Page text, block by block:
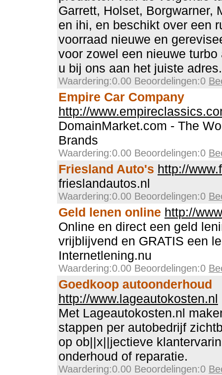
Garrett, Holset, Borgwarner,
en ihi, en beschikt over een
voorraad nieuwe en
voor zowel een nieuwe
u bij ons aan het juiste adres.
Waardering:0.00 Beoordelingen:0
Empire Car Company
http://
DomainMarket.com - The
Brands
Waardering:0.00 Beoordelingen:0
Friesland Auto's http://
frieslandautos.nl
Waardering:0.00 Beoordelingen:0
Geld lenen online http://
Online en direct een geld
vrijblijvend en GRATIS een
Internetlening.nu
Waardering:0.00 Beoordelingen:0
Goedkoop autoonderhoud
http://www.lageautokosten.nl
Met Lageautokosten.nl
stappen per autobedrijf
op ob||x||jectieve
onderhoud of reparatie.
Waardering:0.00 Beoordelingen:0